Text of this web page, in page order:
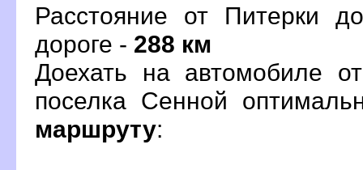
Расстояние от Питерки
дороге - 288 км
Доехать на автомобиле
поселка Сенной
маршруту: